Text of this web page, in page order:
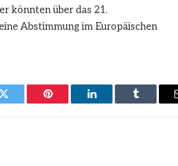
könnten über das 21.
Abstimmung im Europäischen
Twitter Pinterest LinkedIn Tumblr